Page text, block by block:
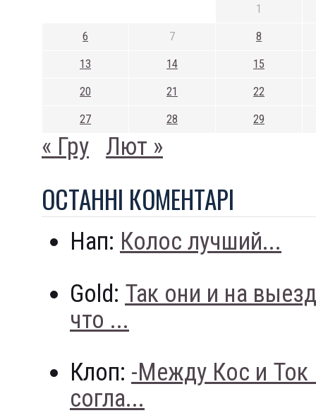
1
6 7 8
13 14 15
20 21 22
27 28 29
« Гру Лют »
ОСТАННI КОМЕНТАРI
Нап: Колос лучший...
Gold: Так они и на
что ...
Клоп: -Между Кос и
согла...